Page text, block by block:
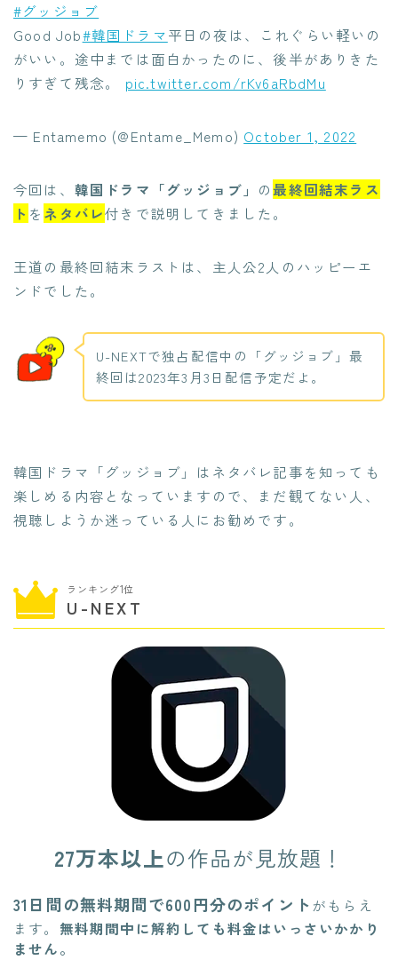
#グッジョブ
Good Job#韓国ドラマ平日の夜は、これぐらい軽いの
がいい。途中までは面白かったのに、後半がありきた
りすぎて残念。 pic.twitter.com/rKv6aRbdMu
— Entamemo (@Entame_Memo) October 1, 2022
今回は、 韓国ドラマ「グッジョブ」 の最終回結末ラス
ト を ネタバレ付きで説明してきました。
王道の最終回結末ラストは、主人公2人のハッピーエ
ンドでした。
U-NEXTで独占配信中の「グッジョブ」最
終回は2023年3月3日配信予定だよ。
韓国ドラマ「グッジョブ」はネタバレ記事を知っても
楽しめる内容となっていますので、まだ観てない人、
視聴しようか迷っている人にお勧めです。
ランキング1位
U-NEXT
27万本以上の作品が見放題！
31日間の無料期間で600円分のポイントがもらえ
ます。 無料期間中に解約しても料金はいっさいかかり
ません。